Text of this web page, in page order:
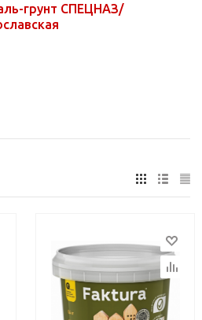
грунт СПЕЦНАЗ/